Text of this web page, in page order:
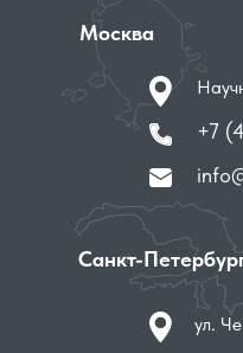
+7
Москва
ул.
Санкт-